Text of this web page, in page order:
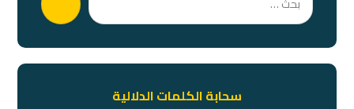
سحابة الكلمات الدلالية